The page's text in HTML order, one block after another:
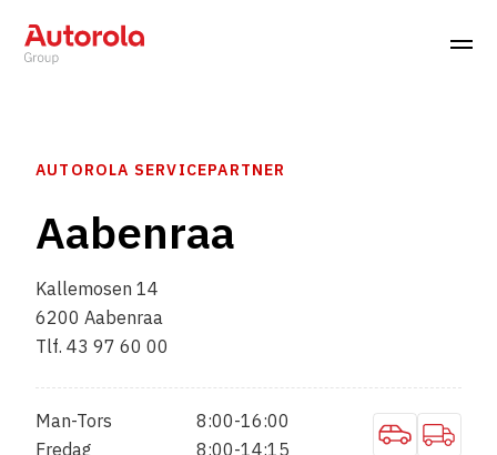
AUTOROLA SERVICEPARTNER
Aabenraa
Kallemosen 14
6200 Aabenraa
Tlf. 43 97 60 00
Man-Tors
Fredag
8:00-16:00
8:00-14:15